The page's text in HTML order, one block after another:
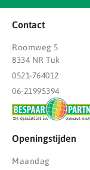
Contact
Roomweg 5
8334 NR Tuk
0521-764012
06-21995394
Openingstijden
Maandag